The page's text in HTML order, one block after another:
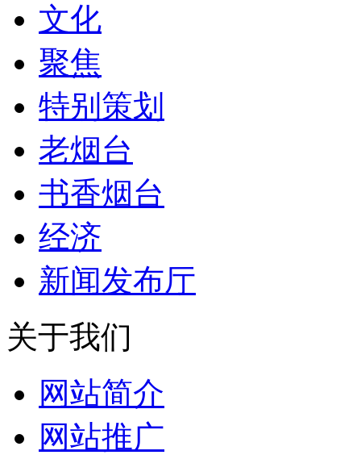
文化
聚焦
特别策划
老烟台
书香烟台
经济
新闻发布厅
关于我们
网站简介
网站推广